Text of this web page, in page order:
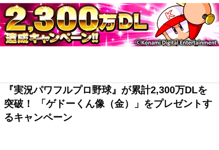
『実況パワフルプロ野球』が累計2,300万DLを
突破！ 「ゲドーくん像（金）」をプレゼントす
るキャンペーン